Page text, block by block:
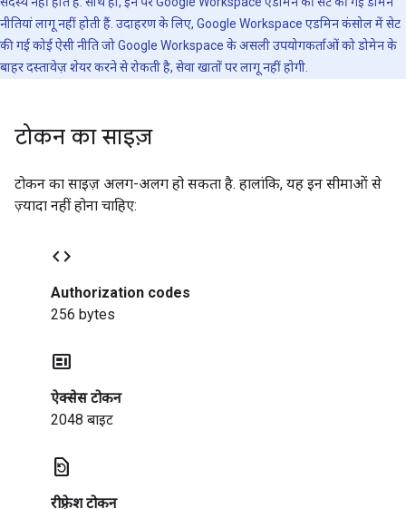
नीतियां लागू नहीं होती हैं. उदाहरण के लिए, Google Workspace एडमिन कंसोल में सेट
की गई कोई ऐसी नीति जो Google Workspace के असली उपयोगकर्ताओं को डोमेन के
बाहर दस्तावेज़ शेयर करने से रोकती है, सेवा खातों पर लागू नहीं होगी.
टोकन का साइज़
टोकन का साइज़ अलग-अलग हो सकता है. हालांकि, यह इन सीमाओं से
ज़्यादा नहीं होना चाहिए:
code
Authorization codes
256 bytes
contextual_token
ऐक्सेस टोकन
2048 बाइट
restore_page
रीफ़्रेश टोकन